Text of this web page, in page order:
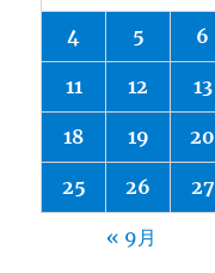
4 5 6
11 12 13
18 19 20
25 26 27
« 9月